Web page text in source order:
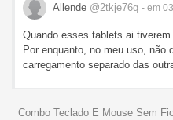
Allende @2tkje76q - em
Quando esses tablets ai
Por enquanto, no meu uso, não
carregamento separado das
Combo Teclado E Mouse Sem